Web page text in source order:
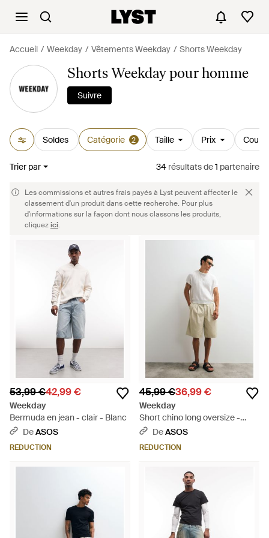
Accueil Weekday Vêtements Weekday Shorts Weekday
Shorts Weekday pour homme
Suivre
Soldes Catégorie 2 Taille Prix
Trier par 34 résultatsde1 partenaire
Les commissions et autres frais payés à Lyst peuvent affecter le
classement d'un produit dans cette recherche. Pour plus
d'informations sur la façon dont nous classons les produits,
cliquezici.
53,99 €42,99 €
Weekday
Bermuda en jean - clair - Blanc
DeASOS
RÉDUCTION
45,99 €36,99 €
Weekday
Short chino long oversize -
beige - Neutre
DeASOS
RÉDUCTION